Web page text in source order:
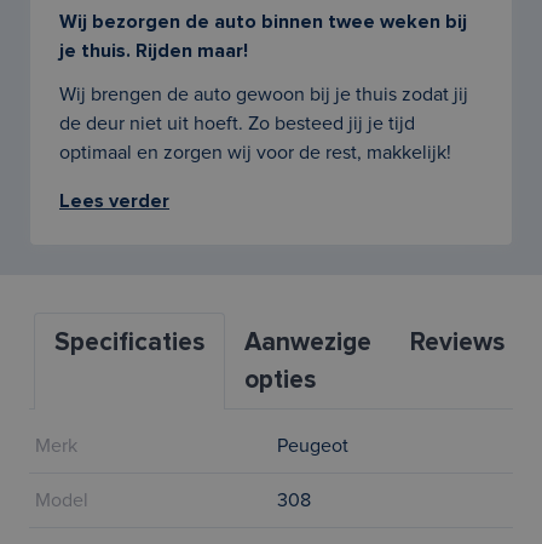
Wij bezorgen de auto binnen twee weken bij
je thuis. Rijden maar!
Wij brengen de auto gewoon bij je thuis zodat jij
de deur niet uit hoeft. Zo besteed jij je tijd
optimaal en zorgen wij voor de rest, makkelijk!
Lees verder
Specificaties
Aanwezige
opties
Reviews
Merk Peugeot
Model 308